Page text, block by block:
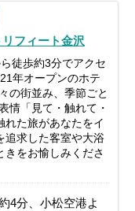
フィート金沢
徒歩約3分でアクセ
年オープンのホテ
の街並み、季節ごと
情「見て・触れて・
れた旅があなたをイ
追求した客室や大浴
をお愉しみくださ
4分、小松空港よ